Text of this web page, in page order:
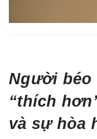
Người béo
“thích
và sự hòa